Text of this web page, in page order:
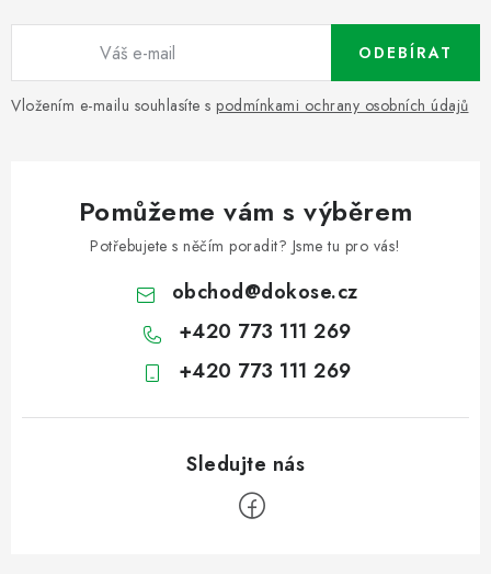
Vložením e-mailu souhlasíte s podmínkami ochrany osobních údajů
ODEBÍRAT
Pomůžeme vám s výběrem
Potřebujete s něčím poradit? Jsme tu pro vás!
obchod@dokose.cz
+420 773 111 269
+420 773 111 269